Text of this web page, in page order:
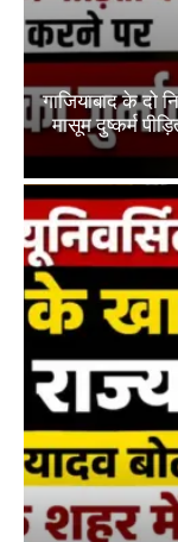
गाजियाबाद के दो
मासूम दुष्कर्म